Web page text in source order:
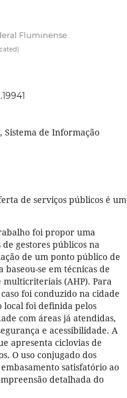
Fluminense
de Informação
de serviços públicos é um
foi propor uma
gestores públicos na
de um ponto público de
se em técnicas de
multicriteriais (AHP). Para
foi conduzido na cidade
local foi definida pelos
com áreas já atendidas,
e acessibilidade. A
apresenta ciclovias de
O uso conjugado dos
satisfatório ao
detalhada do